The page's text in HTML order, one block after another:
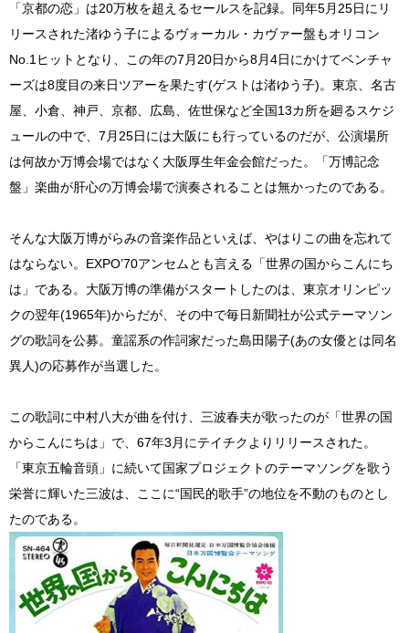
「京都の恋」は20万枚を超えるセールスを記録。同年5月25日にリ
リースされた渚ゆう子によるヴォーカル・カヴァー盤もオリコン
No.1ヒットとなり、この年の7月20日から8月4日にかけてベンチャ
ーズは8度目の来日ツアーを果たす(ゲストは渚ゆう子)。東京、名古
屋、小倉、神戸、京都、広島、佐世保など全国13カ所を廻るスケジ
ュールの中で、7月25日には大阪にも行っているのだが、公演場所
は何故か万博会場ではなく大阪厚生年金会館だった。「万博記念
盤」楽曲が肝心の万博会場で演奏されることは無かったのである。
そんな大阪万博がらみの音楽作品といえば、やはりこの曲を忘れて
はならない。EXPO’70アンセムとも言える「世界の国からこんにち
は」である。大阪万博の準備がスタートしたのは、東京オリンピッ
クの翌年(1965年)からだが、その中で毎日新聞社が公式テーマソン
グの歌詞を公募。童謡系の作詞家だった島田陽子(あの女優とは同名
異人)の応募作が当選した。
この歌詞に中村八大が曲を付け、三波春夫が歌ったのが「世界の国
からこんにちは」で、67年3月にテイチクよりリリースされた。
「東京五輪音頭」に続いて国家プロジェクトのテーマソングを歌う
栄誉に輝いた三波は、ここに“国民的歌手”の地位を不動のものとし
たのである。